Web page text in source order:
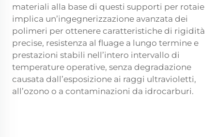
materiali alla base di questi supporti per rotaie
implica un’ingegnerizzazione avanzata dei
polimeri per ottenere caratteristiche di rigidità
precise, resistenza al fluage a lungo termine e
prestazioni stabili nell’intero intervallo di
temperature operative, senza degradazione
causata dall’esposizione ai raggi ultravioletti,
all’ozono o a contaminazioni da idrocarburi.